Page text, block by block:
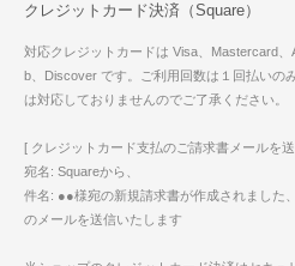
クレジットカード決済（Square）
対応クレジットカードは Visa、Mastercard
b、Discover です。ご利用回数は１回払いの
は対応しておりませんのでご了承ください。
[ クレジットカード支払のご請求書メールを
宛名: Squareから、
件名: ●●様宛の新規請求書が作成されました、
のメールを送信いたします